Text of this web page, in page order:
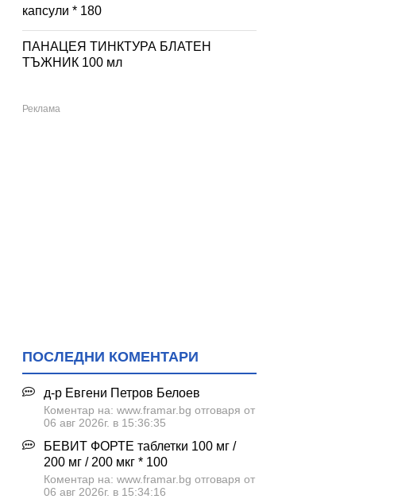
капсули * 180
ПАНАЦЕЯ ТИНКТУРА БЛАТЕН
ТЪЖНИК 100 мл
ПОСЛЕДНИ КОМЕНТАРИ
д-р Евгени Петров Белоев
Коментар на: www.framar.bg отговаря от
06 авг 2026г. в 15:36:35
БЕВИТ ФОРТЕ таблетки 100 мг /
200 мг / 200 мкг * 100
Коментар на: www.framar.bg отговаря от
06 авг 2026г. в 15:34:16